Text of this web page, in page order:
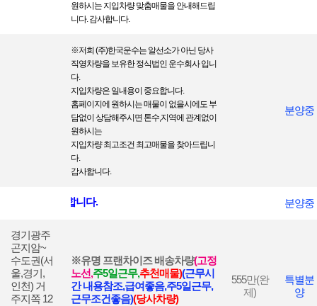
원하시는 지입차량 맞춤매물을 안내해드립
니다. 감사합니다.
※저희 (주)한국운수는 알선소가 아닌 당사
직영차량을 보 유한 정식법인 운수회사 입니
다.
지입차량은 일내용이 중요합니다.
홈페이지에 원하시는 매물이 없을시에도 부
담없이 상담해주시면 톤수,지역에 관계없이
원하시는
지입차량 최고조건 최고매물을 찾아드립니
다.
감사합니다.
분양중
모두 진행합니다. 분양중
경기광주
곤지암~
수도권(서
울,경기,
인천) 거
주지쪽 12
※유명 프랜차이즈 배송차량(고정
노선,주5일근무,추천매물)(근무시
간 내용참조,급여좋음,주5일근무,
근무조건좋음)(당사차량)
555만(완
제)
특별분
양